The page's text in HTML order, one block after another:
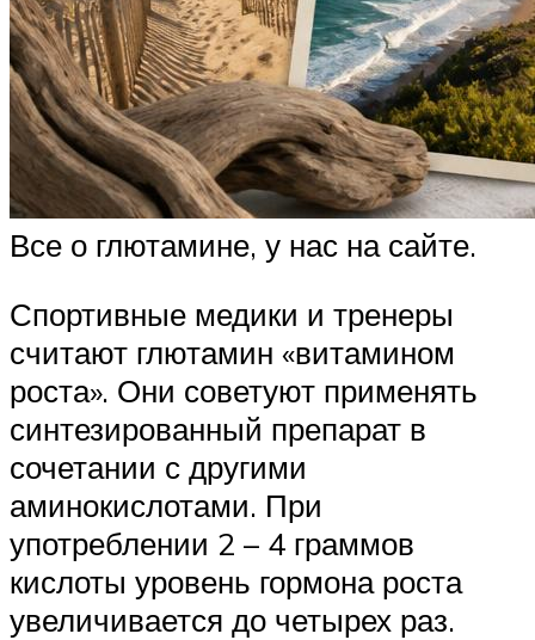
Все о глютамине, у нас на сайте.
Спортивные медики и тренеры
считают глютамин «витамином
роста». Они советуют применять
синтезированный препарат в
сочетании с другими
аминокислотами. При
употреблении 2 – 4 граммов
кислоты уровень гормона роста
увеличивается до четырех раз.